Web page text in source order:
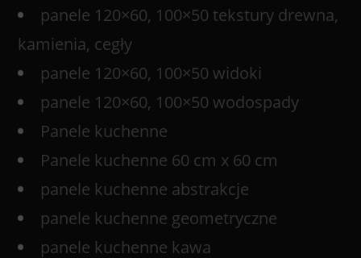
panele 120×60, 100×50 tekstury drewna,
kamienia, cegły
panele 120×60, 100×50 widoki
panele 120×60, 100×50 wodospady
Panele kuchenne
Panele kuchenne 60 cm x 60 cm
panele kuchenne abstrakcje
panele kuchenne geometryczne
panele kuchenne kawa